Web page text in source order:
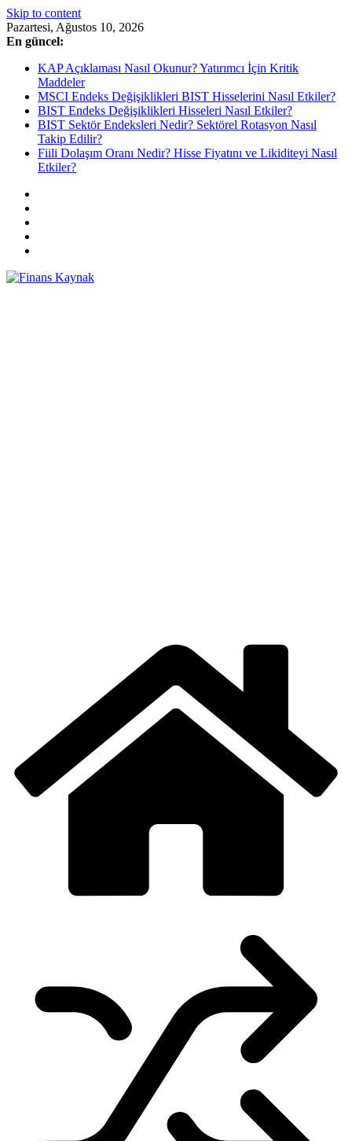
Skip to content
Pazartesi, Ağustos 10, 2026
En güncel:
KAP Açıklaması Nasıl Okunur? Yatırımcı İçin Kritik
Maddeler
MSCI Endeks Değişiklikleri BIST Hisselerini Nasıl Etkiler?
BIST Endeks Değişiklikleri Hisseleri Nasıl Etkiler?
BIST Sektör Endeksleri Nedir? Sektörel Rotasyon Nasıl
Takip Edilir?
Fiili Dolaşım Oranı Nedir? Hisse Fiyatını ve Likiditeyi Nasıl
Etkiler?